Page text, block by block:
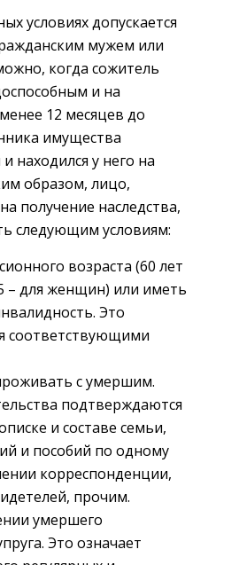
условиях допускается
мужем или
когда сожитель
и на
12 месяцев до
имущества
находился у него на
образом, лицо,
получение наследства,
следующим условиям:
возраста (60 лет
– для женщин) или иметь
Это
соответствующими
с умершим.
подтверждаются
и составе семьи,
и пособий по одному
корреспонденции,
прочим.
умершего
Это означает